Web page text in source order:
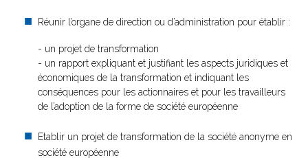
Réunir l’organe de direction ou d’administration pour établir :
- un projet de transformation
- un rapport expliquant et justifiant les aspects juridiques et
économiques de la transformation et indiquant les
conséquences pour les actionnaires et pour les travailleurs
de l’adoption de la forme de société européenne
Etablir un projet de transformation de la société anonyme en
société européenne